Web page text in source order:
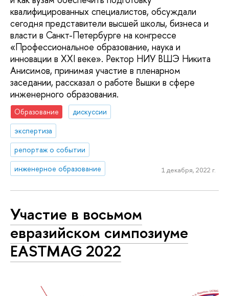
квалифицированных специалистов, обсуждали
сегодня представители высшей школы, бизнеса и
власти в Санкт-Петербурге на конгрессе
«Профессиональное образование, наука и
инновации в XXI веке». Ректор НИУ ВШЭ Никита
Анисимов, принимая участие в пленарном
заседании, рассказал о работе Вышки в сфере
инженерного образования.
Образование
дискуссии
экспертиза
репортаж о событии
инженерное образование
1 декабря, 2022 г.
Участие в восьмом
евразийском симпозиуме
EASTMAG 2022